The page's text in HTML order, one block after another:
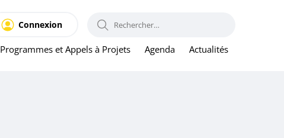
Programmes et Appels à Projets Agenda Actualités
Connexion RECHERCHER :